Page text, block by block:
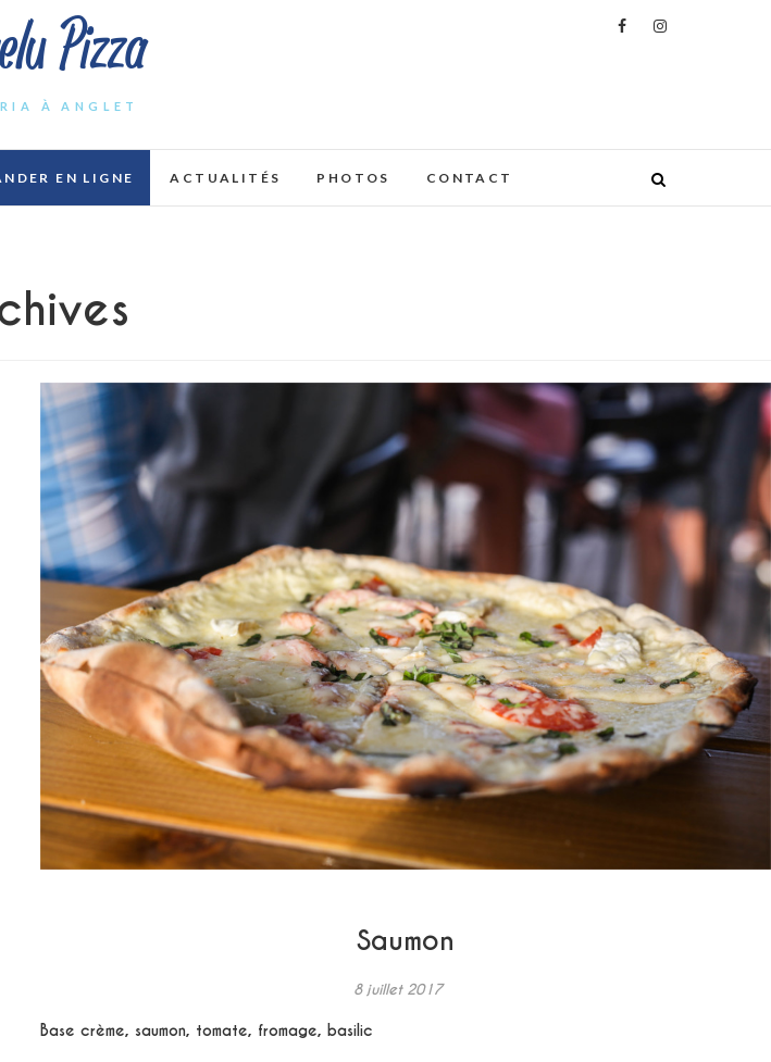
Pizza
À ANGLET
EN LIGNE ACTUALITÉS PHOTOS CONTACT
Saumon
8 juillet 2017
Base crème, saumon, tomate, fromage, basilic